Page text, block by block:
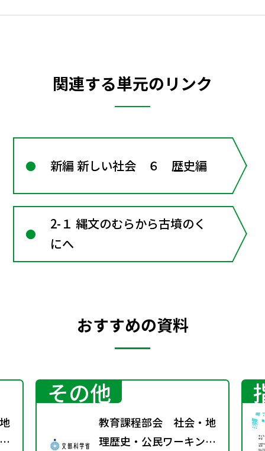
関連する単元のリンク
新編 新しい社会 ６ 歴史編
2-１ 縄文のむらから古墳のく
にへ
おすすめの資料
その他
教育課程部会 社会・地
理歴史・公民ワーキング